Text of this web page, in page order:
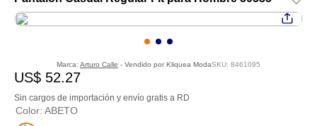
Marca: Arturo Calle - Vendido por Kliquea ModaSKU: 8461095
US$ 52.27
Sin cargos de importación y envío gratis a RD
Color: ABETO
2. sandalia